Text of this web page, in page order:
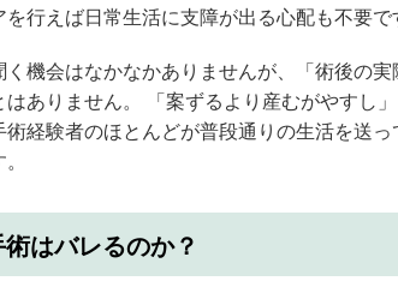
行えば日常生活に支障が出る心配も不要で
機会はなかなかありませんが、「術後の
ありません。 「案ずるより産むがやすし
経験者のほとんどが普段通りの生活を送っ
はバレるのか？